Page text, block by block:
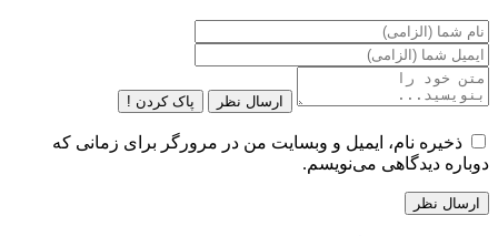
ارسال نظر پاک کردن !
ذخیره نام، ایمیل و وبسایت من در مرورگر برای زمانی که
دوباره دیدگاهی می‌نویسم.